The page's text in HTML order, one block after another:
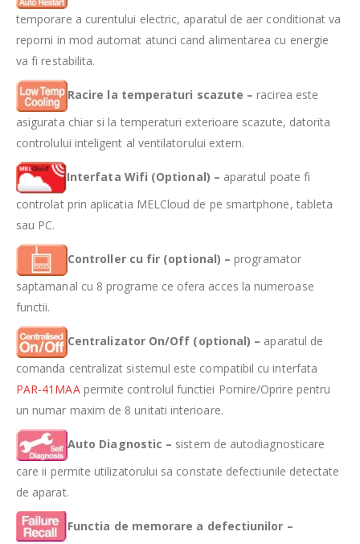
temporare a curentului electric, aparatul de aer conditionat va
reporni in mod automat atunci cand alimentarea cu energie
va fi restabilita.
Racire la temperaturi scazute –racirea este
asigurata chiar si la temperaturi exterioare scazute, datorita
controlului inteligent al ventilatorului extern.
Interfata Wifi (Optional) – aparatul poate fi
controlat prin aplicatia MELCloud de pe smartphone, tableta
sau PC.
Controller cu fir (optional) –programator
saptamanal cu 8 programe ce ofera acces la numeroase
functii.
Centralizator On/Off (optional) – aparatul de
comanda centralizat sistemul este compatibil cu interfata
PAR-41MAApermite controlul functiei Pornire/Oprire pentru
un numar maxim de 8 unitati interioare.
Auto Diagnostic – sistem de autodiagnosticare
care ii permite utilizatorului sa constate defectiunile detectate
de aparat.
Functia de memorare a defectiunilor –